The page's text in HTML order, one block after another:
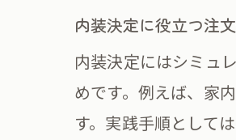
内装決定に役立つ注
内装決定にはシミュ
めです。例えば、家
す。実践手順として